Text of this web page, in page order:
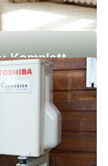
Komplett